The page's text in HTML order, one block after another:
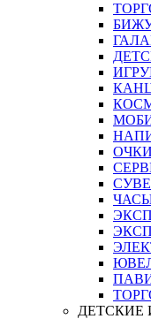
ОЧКИ
ДЕТСКИЕ